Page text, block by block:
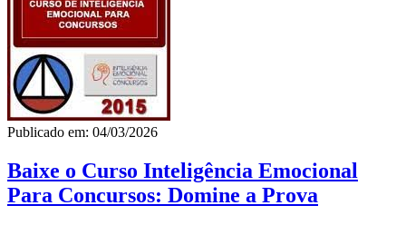
Publicado em: 04/03/2026
Baixe o Curso Inteligência Emocional
Para Concursos: Domine a Prova